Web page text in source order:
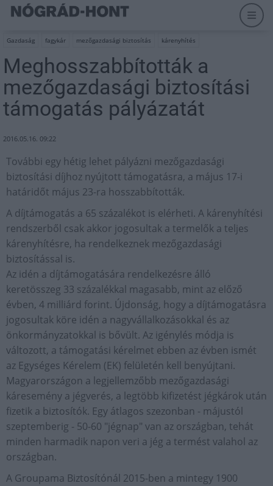
Gazdaság fagykár mezőgazdasági biztosítás kárenyhítés
Meghosszabbították a
mezőgazdasági biztosítási
támogatás pályázatát
2016.05.16. 09:22
További egy hétig lehet pályázni mezőgazdasági
biztosítási díjhoz nyújtott támogatásra, a május 17-i
határidőt május 23-ra hosszabbították.
A díjtámogatás a 65 százalékot is elérheti. A kárenyhítési
rendszerből csak akkor jogosultak a termelők a teljes
kárenyhítésre, ha rendelkeznek mezőgazdasági
biztosítással is.
Az idén a díjtámogatására rendelkezésre álló
keretösszeg 33 százalékkal magasabb, mint az előző
évben, 4 milliárd forint. Újdonság, hogy a díjtámogatásra
jogosultak köre idén a nagyvállalkozásokkal és az
önkormányzatokkal is bővült. Az igénylés módja is
változott, a támogatási kérelmet ebben az évben ismét
az Egységes Kérelem (EK) felületén kell benyújtani.
Magyarországon a legjellemzőbb mezőgazdasági
káresemény a jégverés, a legtöbb kifizetést jégkárok után
fizetik a biztosítók. Egy átlagos szezonban - májustól
szeptemberig - 50-60 "jégnap" van az országban, tehát
minden harmadik napon veri a jég a termést valahol az
országban.
A Groupama Biztosítónál 2015-ben a mintegy 1900